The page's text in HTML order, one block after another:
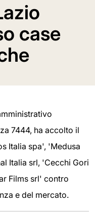
case
7444, ha accolto il
Italia spa', 'Medusa
Italia srl, 'Cecchi Gori
Films srl' contro
e del mercato.